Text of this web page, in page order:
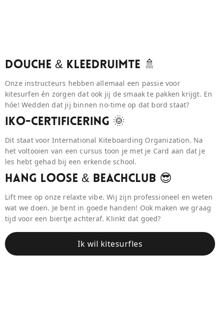
Douche & Kleedruimte 🚿
Onze instructeurs hebben allemaal een passie voor
kitesurfen én zorgen dat ook jij de smaak te pakken krijgt. En
hóe! Wedden dat jij binnen no-time op dat bord staat?
IKO-Certificering 🌞
Dit staat voor International Kiteboarding Organization. Na
het voltooien van een cursus toon je met je Card aan dat je
les hebt gehad bij een erkende school.
Hang Loose & BeaCHCLUB 😎
Lift mee op onze relaxte vibe. Wij zijn professioneel en weten
wat we doen. Je bent in goede handen! Ook maken we graag
tijd voor een biertje achteraf. Klinkt dat goed?
Ik wil kitesurfles